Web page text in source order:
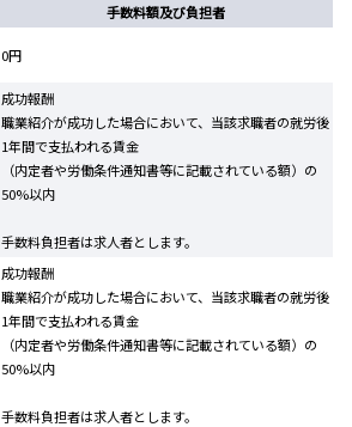
手数料額及び負担者
0円
成功報酬
職業紹介が成功した場合において、当該求職者の就労後
1年間で支払われる賃金
（内定者や労働条件通知書等に記載されている額）の
50%以内
手数料負担者は求人者とします。
成功報酬
職業紹介が成功した場合において、当該求職者の就労後
1年間で支払われる賃金
（内定者や労働条件通知書等に記載されている額）の
50%以内
手数料負担者は求人者とします。